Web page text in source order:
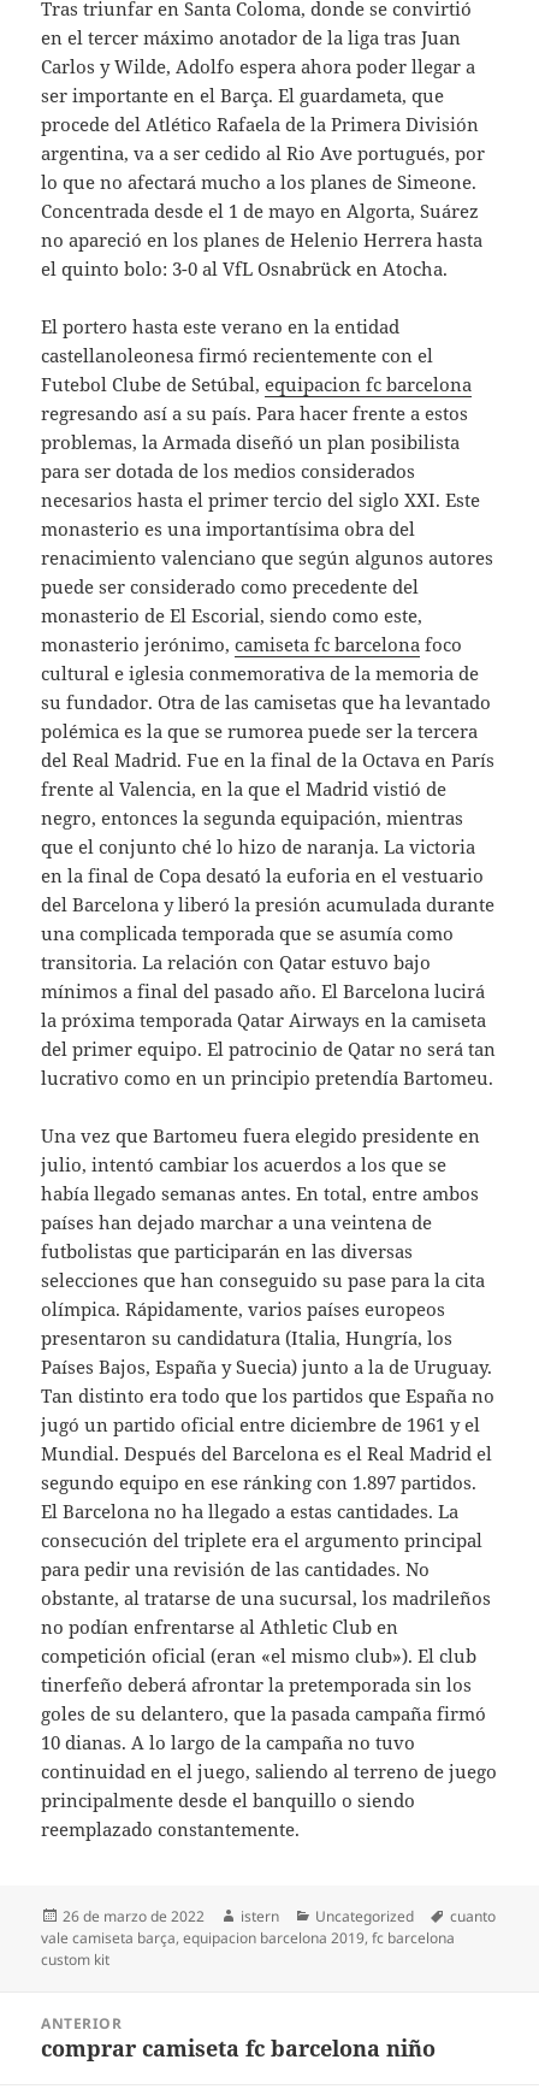
Tras triunfar en Santa Coloma, donde se convirtió
en el tercer máximo anotador de la liga tras Juan
Carlos y Wilde, Adolfo espera ahora poder llegar a
ser importante en el Barça. El guardameta, que
procede del Atlético Rafaela de la Primera División
argentina, va a ser cedido al Rio Ave portugués, por
lo que no afectará mucho a los planes de Simeone.
Concentrada desde el 1 de mayo en Algorta, Suárez
no apareció en los planes de Helenio Herrera hasta
el quinto bolo: 3-0 al VfL Osnabrück en Atocha.
El portero hasta este verano en la entidad
castellanoleonesa firmó recientemente con el
Futebol Clube de Setúbal,equipacion fc barcelona
regresando así a su país. Para hacer frente a estos
problemas, la Armada diseñó un plan posibilista
para ser dotada de los medios considerados
necesarios hasta el primer tercio del siglo XXI. Este
monasterio es una importantísima obra del
renacimiento valenciano que según algunos autores
puede ser considerado como precedente del
monasterio de El Escorial, siendo como este,
monasterio jerónimo,camiseta fc barcelona foco
cultural e iglesia conmemorativa de la memoria de
su fundador. Otra de las camisetas que ha levantado
polémica es la que se rumorea puede ser la tercera
del Real Madrid. Fue en la final de la Octava en París
frente al Valencia, en la que el Madrid vistió de
negro, entonces la segunda equipación, mientras
que el conjunto ché lo hizo de naranja. La victoria
en la final de Copa desató la euforia en el vestuario
del Barcelona y liberó la presión acumulada durante
una complicada temporada que se asumía como
transitoria. La relación con Qatar estuvo bajo
mínimos a final del pasado año. El Barcelona lucirá
la próxima temporada Qatar Airways en la camiseta
del primer equipo. El patrocinio de Qatar no será tan
lucrativo como en un principio pretendía Bartomeu.
Una vez que Bartomeu fuera elegido presidente en
julio, intentó cambiar los acuerdos a los que se
había llegado semanas antes. En total, entre ambos
países han dejado marchar a una veintena de
futbolistas que participarán en las diversas
selecciones que han conseguido su pase para la cita
olímpica. Rápidamente, varios países europeos
presentaron su candidatura (Italia, Hungría, los
Países Bajos, España y Suecia) junto a la de Uruguay.
Tan distinto era todo que los partidos que España no
jugó un partido oficial entre diciembre de 1961 y el
Mundial. Después del Barcelona es el Real Madrid el
segundo equipo en ese ránking con 1.897 partidos.
El Barcelona no ha llegado a estas cantidades. La
consecución del triplete era el argumento principal
para pedir una revisión de las cantidades. No
obstante, al tratarse de una sucursal, los madrileños
no podían enfrentarse al Athletic Club en
competición oficial (eran «el mismo club»). El club
tinerfeño deberá afrontar la pretemporada sin los
goles de su delantero, que la pasada campaña firmó
10 dianas. A lo largo de la campaña no tuvo
continuidad en el juego, saliendo al terreno de juego
principalmente desde el banquillo o siendo
reemplazado constantemente.
Publicado
el
26 de marzo de 2022 Autor
istern Categorías
Uncategorized Etiquetas
cuanto
vale camiseta barça,equipacion barcelona 2019,fc barcelona
custom kit
entradas
ANTERIOR
Entrada
comprar camiseta fc barcelona niño